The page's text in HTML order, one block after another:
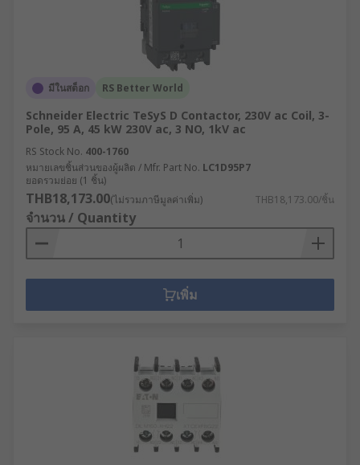
มีในสต็อก RS Better World
Schneider Electric TeSyS D Contactor, 230V ac Coil, 3-
Pole, 95 A, 45 kW 230V ac, 3 NO, 1kV ac
RS Stock No. 400-1760
หมายเลขชิ้นส่วนของผู้ผลิต / Mfr. Part No. LC1D95P7
ยอดรวมย่อย (1 ชิ้น)
THB18,173.00(ไม่รวมภาษีมูลค่าเพิ่ม) THB18,173.00/ชิ้น
จำนวน / Quantity
เพิ่ม